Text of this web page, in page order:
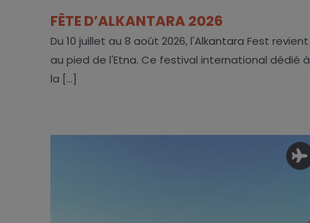
FÊTE D’ALKANTARA 2026
Du 10 juillet au 8 août 2026, l'Alkantara Fest revient
au pied de l'Etna. Ce festival international dédié à
la [...]